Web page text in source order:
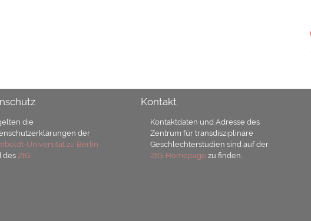
die
der
Universität zu Berlin
desZtG.
Kontakt
Kontaktdaten und Adresse des
Zentrum für transdisziplinäre
Geschlechterstudien sind auf der
ZtG-Homepagezu finden.